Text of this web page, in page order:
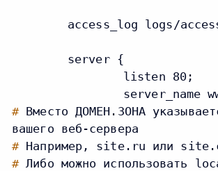
# Вместо ДОМЕН.ЗОНА
вашего веб-сервера
# Например, site.ru или
#Либо можно использовать